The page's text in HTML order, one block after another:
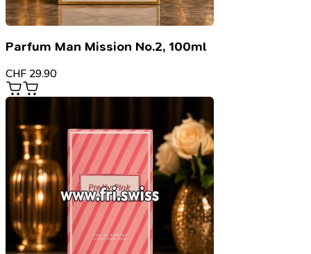
Parfum Man Mission No.2, 100ml
CHF 29.90